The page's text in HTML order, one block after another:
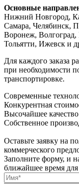
Основные
Нижний Новгород,
Самара, Челябинск,
Воронеж,
Тольятти, Ижевск и
Для каждого заказа
при необходимости
транспортировке.
Современные
Конкурентная
Высочайшее качество
Собственное
Оставьте заявку на
коммерческого
Заполните форму, и
ближайшее время